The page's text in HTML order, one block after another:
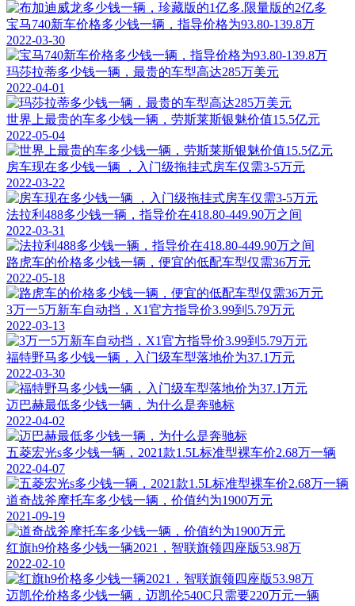
宝马740新车价格多少钱一辆，指导价格为93.80-139.8万
2022-03-30
玛莎拉蒂多少钱一辆，最贵的车型高达285万美元
2022-04-01
世界上最贵的车多少钱一辆，劳斯莱斯银魅价值15.5亿元
2022-05-04
房车现在多少钱一辆 ，入门级拖挂式房车仅需3-5万元
2022-03-22
法拉利488多少钱一辆，指导价在418.80-449.90万之间
2022-03-31
路虎车的价格多少钱一辆，便宜的低配车型仅需36万元
2022-05-18
3万一5万新车自动挡，X1官方指导价3.99到5.79万元
2022-03-13
福特野马多少钱一辆，入门级车型落地价为37.1万元
2022-03-30
迈巴赫最低多少钱一辆，为什么是奔驰标
2022-04-02
五菱宏光s多少钱一辆，2021款1.5L标准型裸车价2.68万一辆
2022-04-07
道奇战斧摩托车多少钱一辆，价值约为1900万元
2021-09-19
红旗h9价格多少钱一辆2021，智联旗领四座版53.98万
2022-02-10
迈凯伦价格多少钱一辆，迈凯伦540C只需要220万元一辆